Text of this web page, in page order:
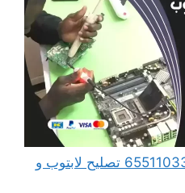
مهندس كمبيوتر النويصيب 65511033 تصليح لابتوب و